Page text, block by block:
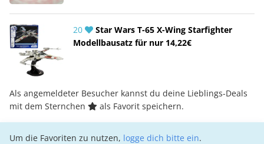
20
Star Wars T-65 X-Wing Starfighter
Modellbausatz für nur 14,22€
Als angemeldeter Besucher kannst du deine Lieblings-Deals
mit dem Sternchen
als Favorit speichern.
Um die Favoriten zu nutzen, logge dich bitte ein.